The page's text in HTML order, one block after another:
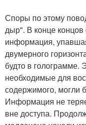
Споры по этому
дыр". В конце концов
информация,
двумерного
будто в
необходимые для
содержимого, могли
Информация не
вне доступа.